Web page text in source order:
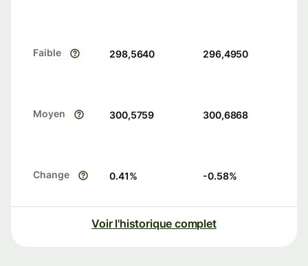
Faible 298,5640 296,4950
Moyen 300,5759 300,6868
Change 0.41% -0.58%
Voir l'historique complet